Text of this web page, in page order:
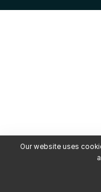
Our website uses